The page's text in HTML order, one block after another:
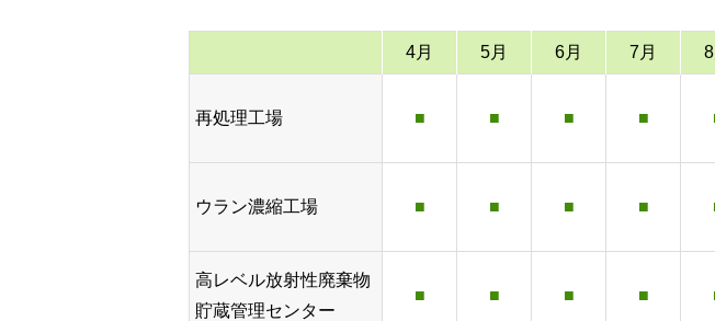
4月 5月 6月 7月
再処理工場 ■ ■ ■ ■
ウラン濃縮工場 ■ ■ ■ ■
高レベル放射性廃棄物
貯蔵管理センター
■ ■ ■ ■